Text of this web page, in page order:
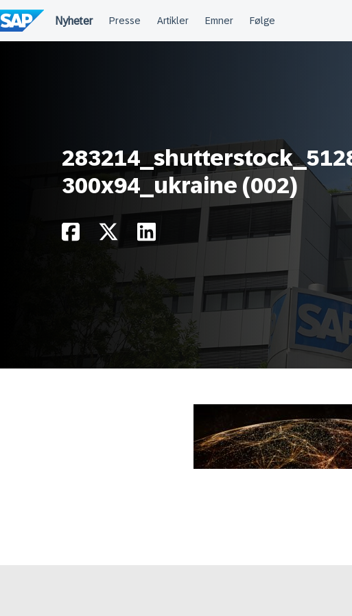
til
innhold
300x94_ukraine (002)